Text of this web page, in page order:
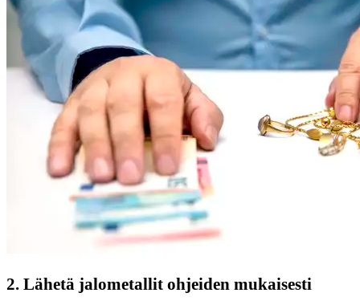
2. Lähetä jalometallit ohjeiden mukaisesti